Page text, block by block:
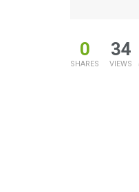
0
SHARES
34
VIEWS